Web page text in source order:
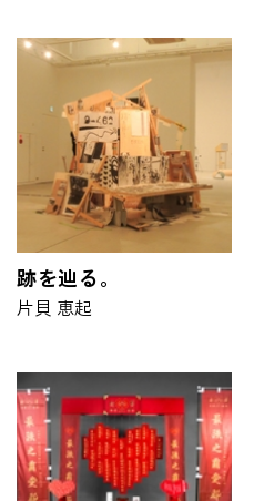
跡を辿る。
片貝 恵起